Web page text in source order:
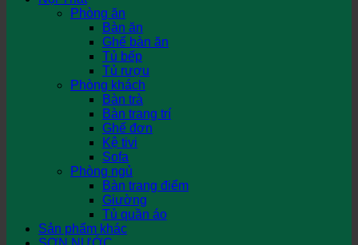
Phòng ăn
Bàn ăn
Ghế bàn ăn
Tủ bếp
Tủ rượu
Phòng khách
Bàn trà
Bàn trang trí
Ghế đơn
Kệ tivi
Sofa
Phòng ngủ
Bàn trang điểm
Giường
Tủ quần áo
Sản phẩm khác